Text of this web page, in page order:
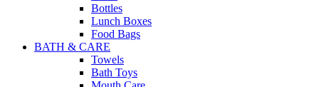
Bottles
Lunch Boxes
Food Bags
BATH & CARE
Towels
Bath Toys